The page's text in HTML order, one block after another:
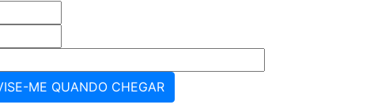
AVISE-ME QUANDO CHEGAR